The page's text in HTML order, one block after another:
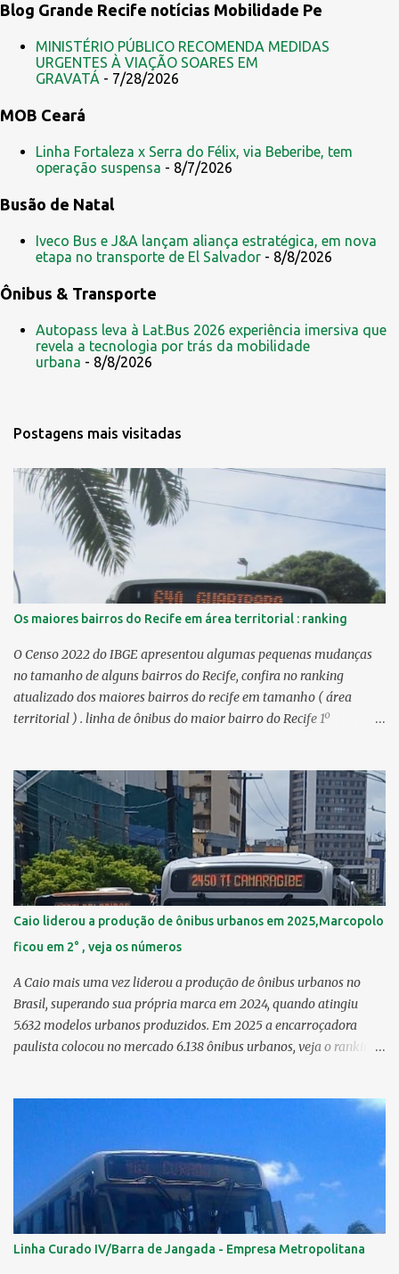
á
o
s
Blog Grande Recife notícias Mobilidade Pe
MINISTÉRIO PÚBLICO RECOMENDA MEDIDAS
URGENTES À VIAÇÃO SOARES EM
GRAVATÁ - 7/28/2026
MOB Ceará
Linha Fortaleza x Serra do Félix, via Beberibe, tem
operação suspensa - 8/7/2026
Busão de Natal
Iveco Bus e J&A lançam aliança estratégica, em nova
etapa no transporte de El Salvador - 8/8/2026
Ônibus & Transporte
Autopass leva à Lat.Bus 2026 experiência imersiva que
revela a tecnologia por trás da mobilidade
urbana - 8/8/2026
Postagens mais visitadas
Os maiores bairros do Recife em área territorial : ranking
O Censo 2022 do IBGE apresentou algumas pequenas mudanças
no tamanho de alguns bairros do Recife, confira no ranking
atualizado dos maiores bairros do recife em tamanho ( área
territorial ) . linha de ônibus do maior bairro do Recife 1º
Curado 7,98 km² 5º Boa Viagem 7,76 km² > no Censo 2010 : 7,53
km² 6º Imbiribeira 6,65 km² > no Censo 2010 : 6,66 km² 7º Pina
6,29 km² 8º Dois Irmãos 5,85 km² 9º Barro 4,54 km² 10º Iputinga
4,33 km² > no Censo 2010 : 4,34 km² 11º Cohab 4,33 km² > no
Censo 2010: 4,26 km² 12º Passarinho 4,06 km² 13º Santo Amaro
3,80 km² 14º Afogados 3,69 km² 15º Cordeiro 3,40 km² 16º São José
3,26 km² 17º Dois Unidos 3,12 km² 18...
Caio liderou a produção de ônibus urbanos em 2025,Marcopolo
ficou em 2° , veja os números
A Caio mais uma vez liderou a produção de ônibus urbanos no
Brasil, superando sua própria marca em 2024, quando atingiu
5.632 modelos urbanos produzidos. Em 2025 a encarroçadora
paulista colocou no mercado 6.138 ônibus urbanos, veja o ranking
Ônibus , a Volare, que não faz parte da associação, fabricou neste
ano, 327 modelos urbanos. O que aconteceu com a Comil ? A Comil
vem de um processo de recuperação judicial e fechamento de filial,
o que em 2025 fez com que a encarroçadora só produzisse 16
unidades de ônibus urbanos, a empresa têm mantido o foco em
rodoviários, ficando em segundo lugar na produção, perdendo
Linha Curado IV/Barra de Jangada - Empresa Metropolitana